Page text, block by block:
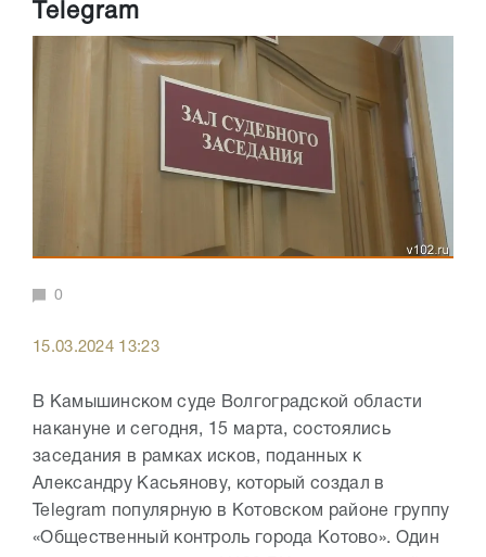
Telegram
0
15.03.2024 13:23
В Камышинском суде Волгоградской области
накануне и сегодня, 15 марта, состоялись
заседания в рамках исков, поданных к
Александру Касьянову, который создал в
Telegram популярную в Котовском районе группу
«Общественный контроль города Котово». Один